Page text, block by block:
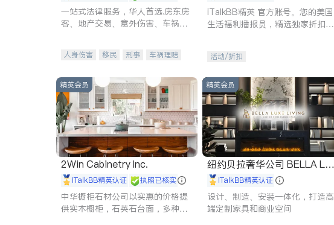
一站式法律服务，华人首选.房东房
客、地产交易、意外伤害、车祸重
人身伤害 移民 刑事
车祸理赔
商标注册
索赔 律师-其它 保释
iTalkBB精英 官方账号。您的美国
生活福利播报员，精选独家折扣、
活动/折扣
精英会员
2Win Cabinetry Inc.
iTalkBB精英认证 执照已核实
中华橱柜石材公司以实惠的价格提
供实木橱柜，石英石台面，多种优
精英会员
纽约贝拉奢华公司 BELLA LUX
E iTalkBB精英认证
设计、制造、安装一体化，打造高
端定制家具和商业空间